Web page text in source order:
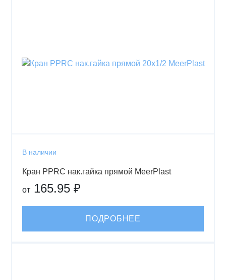
В наличии
Кран PPRC нак.гайка прямой MeerPlast
от 165.95 ₽
ПОДРОБНЕЕ